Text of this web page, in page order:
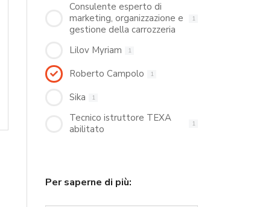
Consulente esperto di
marketing, organizzazione e
gestione della carrozzeria
1
Lilov Myriam 1
Roberto Campolo 1
Sika 1
Tecnico istruttore TEXA
abilitato
1
Per saperne di più: